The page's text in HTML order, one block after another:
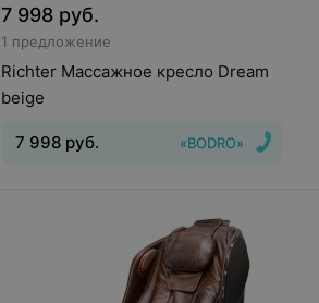
7 998 руб.
1 предложение
Richter Массажное кресло Dream
beige
«BODRO»
7 998 руб.
Размер в
: 157,5x79x102 см